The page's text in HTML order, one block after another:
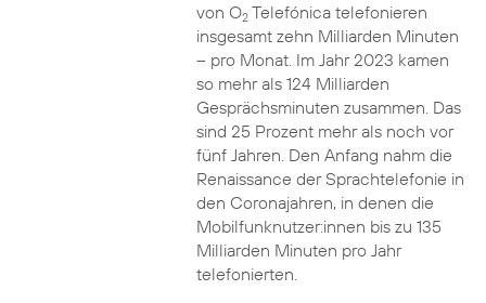
von O2Telefónica telefonieren
insgesamt zehn Milliarden Minuten
– pro Monat. Im Jahr 2023 kamen
so mehr als 124 Milliarden
Gesprächsminuten zusammen. Das
sind 25 Prozent mehr als noch vor
fünf Jahren. Den Anfang nahm die
Renaissance der Sprachtelefonie in
den Coronajahren, in denen die
Mobilfunknutzer:innen bis zu 135
Milliarden Minuten pro Jahr
telefonierten.